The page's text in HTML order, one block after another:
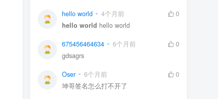
hello world 4个月前
0
hello world hello world
675456464634 6个月前
0
gdsagrs
Oser 6个月前
0
坤哥签名怎么打不开了